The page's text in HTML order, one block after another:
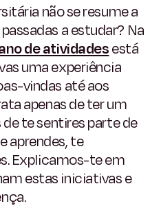
não se resume a
a estudar? Na
de atividadesestá
uma experiência
vindas até aos
apenas de ter um
te sentires parte de
aprendes, te
Explicamos-te em
estas iniciativas e